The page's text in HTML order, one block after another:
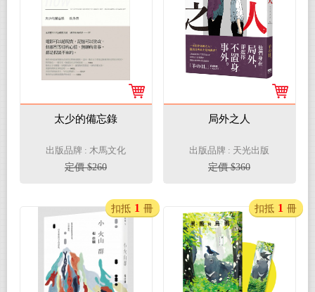
太少的備忘錄
出版品牌 : 木馬文化
定價 $260
局外之人
出版品牌 : 天光出版
定價 $360
扣抵 1 冊 扣抵 1 冊